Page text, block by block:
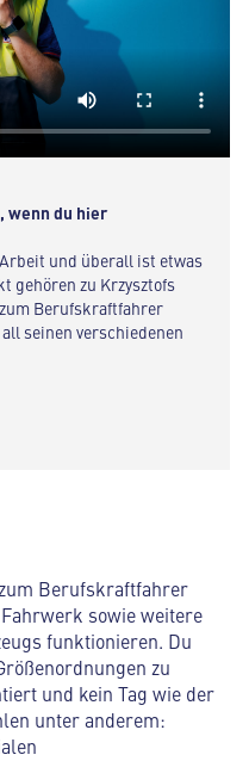
wenn du hier
und überall ist etwas
gehören zu Krzysztofs
Berufskraftfahrer
seinen verschiedenen
Berufskraftfahrer
sowie weitere
funktionieren. Du
zu
und kein Tag wie der
unter anderem: